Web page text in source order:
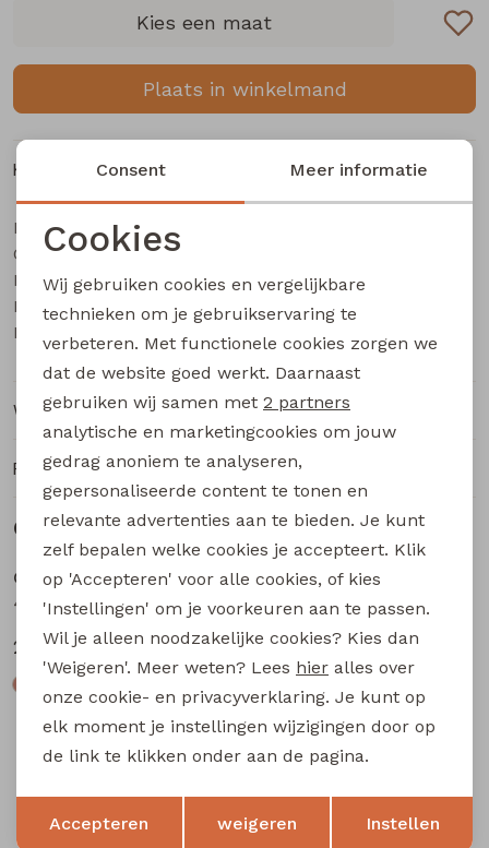
Bermuda's
Rokken
Kies een maat
Plaats in winkelmand
Kenmerken
Merk
Categorie
Leverancierscode
404182 Z10474
Bestelcode
222000323
Kleur
Rood
Winkelvoorraad
Ruilen en retourneren
Gerelateerde producten
City Life
404182 Z10474 dames blazer/jasje Taupe
20,00 39,99
Snelle en betrouwbare levering
Noodzakelijke cookies
Analytische cookies
Marketing cookies
Terug Opslaan
Consent Meer informatie
Cookies
Wij gebruiken cookies en vergelijkbare
technieken om je gebruikservaring te
verbeteren. Met functionele cookies zorgen we
dat de website goed werkt. Daarnaast
gebruiken wij samen met 2 partners
analytische en marketingcookies om jouw
gedrag anoniem te analyseren,
gepersonaliseerde content te tonen en
relevante advertenties aan te bieden. Je kunt
zelf bepalen welke cookies je accepteert. Klik
op 'Accepteren' voor alle cookies, of kies
'Instellingen' om je voorkeuren aan te passen.
Wil je alleen noodzakelijke cookies? Kies dan
'Weigeren'. Meer weten? Lees hier alles over
onze cookie- en privacyverklaring. Je kunt op
elk moment je instellingen wijzigingen door op
de link te klikken onder aan de pagina.
Accepteren weigeren Instellen